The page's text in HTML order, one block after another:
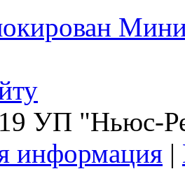
УП "Ньюс-
информация |